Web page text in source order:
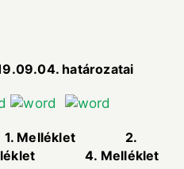
határozatai
1. Melléklet 2.
4. Melléklet